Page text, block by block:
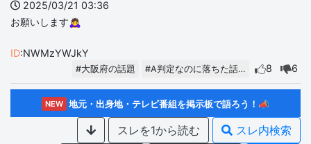
2025/03/21 03:36
お願いします🙇‍♀️
ID:NWMzYWJkY
#大阪府の話題 #A判定なのに落ちた話… 8 6
NEW 地元・出身地・テレビ番組を掲示板で語ろう！📣
スレを1から読む
スレ内検索